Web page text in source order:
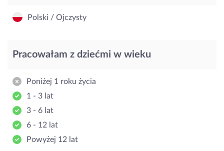
Polski / Ojczysty
Pracowałam z dziećmi w wieku
Poniżej 1 roku życia
1 - 3 lat
3 - 6 lat
6 - 12 lat
Powyżej 12 lat